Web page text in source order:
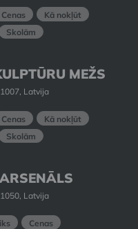
Cenas
Kā nokļūt
Skolām
MEŽS
Latvija
Cenas
Kā nokļūt
Skolām
Latvija
Cenas